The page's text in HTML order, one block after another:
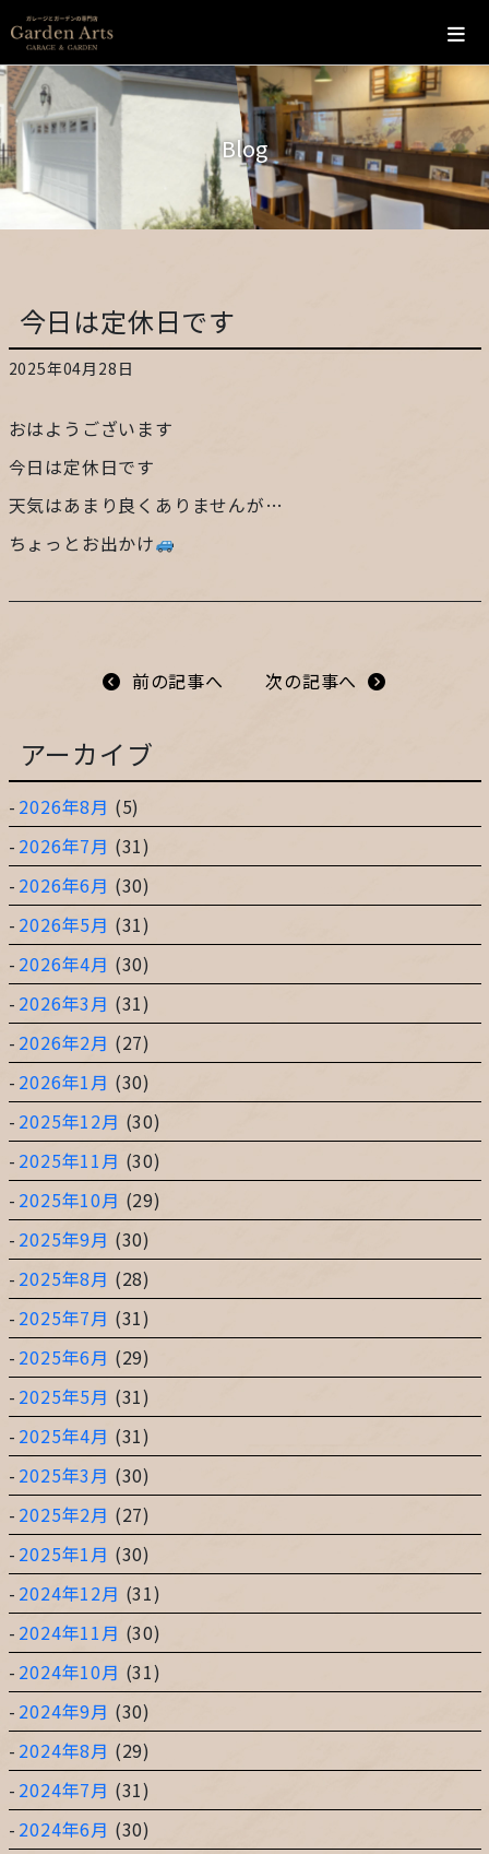
ホーム
会社概要
こだわり
施工実績
お問い合わせ
片田舎の小さなカフェ ガーデンアーツ
Blog
今日は定休日です
2025年04月28日
おはようございます
今日は定休日です
天気はあまり良くありませんが…
ちょっとお出かけ
前の記事へ 次の記事へ
アーカイブ
2026年8月 (5)
2026年7月 (31)
2026年6月 (30)
2026年5月 (31)
2026年4月 (30)
2026年3月 (31)
2026年2月 (27)
2026年1月 (30)
2025年12月 (30)
2025年11月 (30)
2025年10月 (29)
2025年9月 (30)
2025年8月 (28)
2025年7月 (31)
2025年6月 (29)
2025年5月 (31)
2025年4月 (31)
2025年3月 (30)
2025年2月 (27)
2025年1月 (30)
2024年12月 (31)
2024年11月 (30)
2024年10月 (31)
2024年9月 (30)
2024年8月 (29)
2024年7月 (31)
2024年6月 (30)